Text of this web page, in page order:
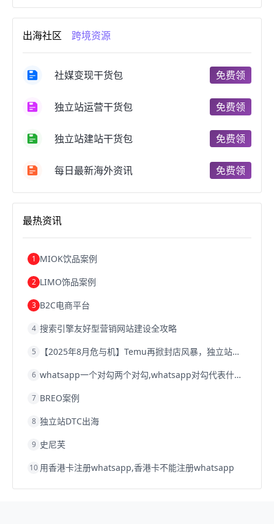
进口跨境电商跨境电商服务广州跨境电商
跨境电商市场跨境电商创业跨境电商注册
跨境电商开店跨境电商营销
跨境电商商品个人跨境电商跨境电商案例
郑州跨境电商跨境电商趋势
跨境电商费用美国跨境电商
天津跨境电商东南亚跨境电商
跨境电商b2b阿里巴巴跨境电商
跨境电商关税
跨境电商建站
浙江跨境电商宁波跨境电商跨境电商的模式
跨境电商优势跨境电商的优势
出海社区 跨境资源
社媒变现干货包 免费领
独立站运营干货包 免费领
独立站建站干货包 免费领
每日最新海外资讯 免费领
最热资讯
1 MIOK饮品案例
2 LIMO饰品案例
3 B2C电商平台
4 搜索引擎友好型营销网站建设全攻略
5 【2025年8月危与机】Temu再掀封店风暴，独立站才是跨境卖家的避险通道
6 whatsapp一个对勾两个对勾,whatsapp对勾代表什么意思
7 BREO案例
8 独立站DTC出海
9 史尼芙
10 用香港卡注册whatsapp,香港卡不能注册whatsapp